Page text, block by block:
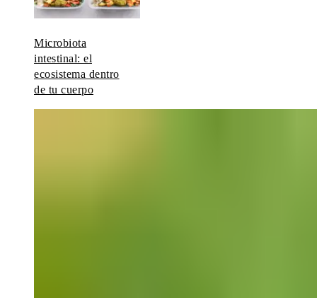
Microbiota
intestinal: el
ecosistema dentro
de tu cuerpo